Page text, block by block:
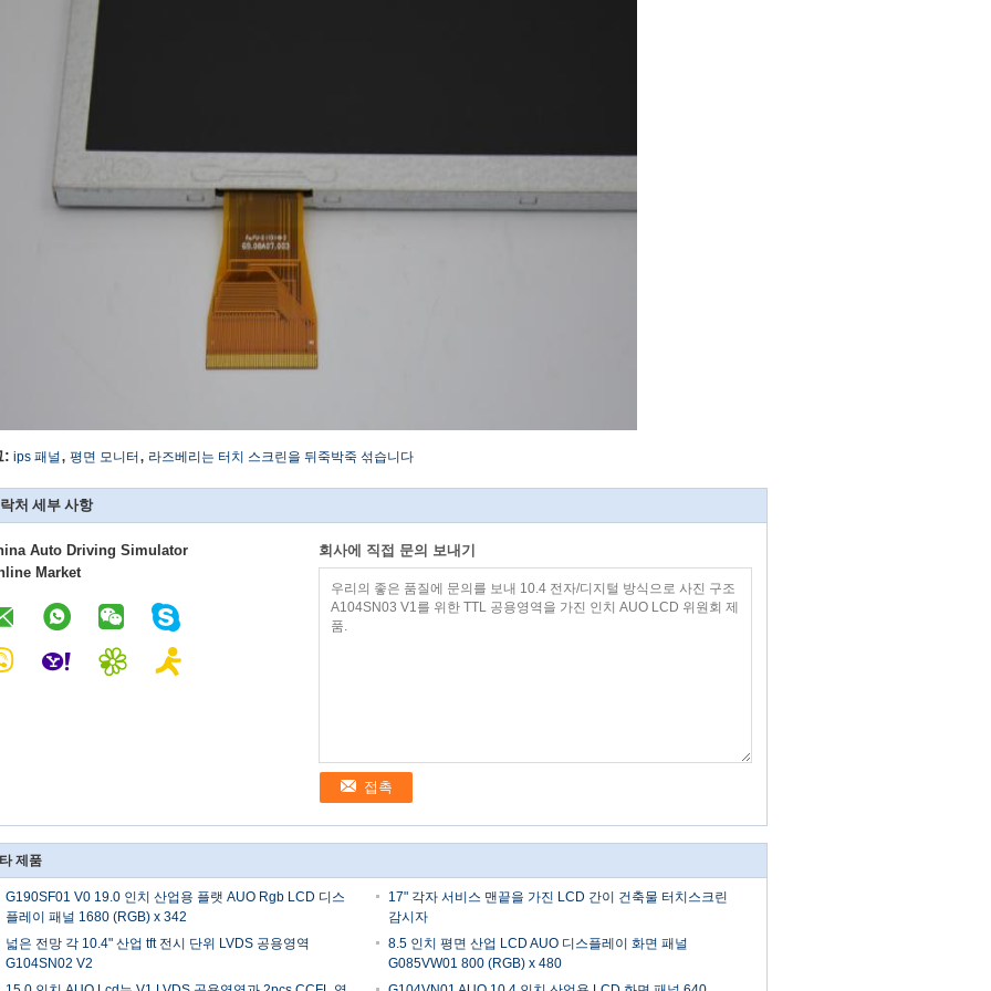
: ips 패널 , 평면 모니터 , 라즈베리는 터치 스크린을 뒤죽박죽 섞습니다
처 세부 사항
Auto Driving Simulator
Market
회사에 직접 문의 보내기
접촉
제품
G190SF01 V0 19.0 인치 산업용 플랫 AUO Rgb LCD 디스
플레이 패널 1680 (RGB) x 342
17" 각자 서비스 맨끝을 가진 LCD 간이 건축물 터치스크린
감시자
넓은 전망 각 10.4" 산업 tft 전시 단위 LVDS 공용영역
G104SN02 V2
8.5 인치 평면 산업 LCD AUO 디스플레이 화면 패널
G085VW01 800 (RGB) x 480